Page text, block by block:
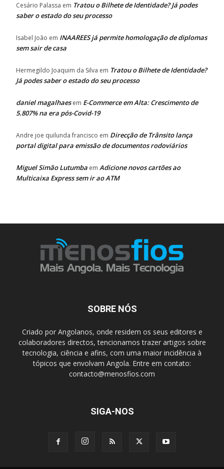
Cesário Palassa em Tratou o Bilhete de Identidade? Já podes
saber o estado do seu processo
Isabel João em INAAREES já permite homologação de diplomas
sem sair de casa
Hermegildo Joaquim da Silva em Tratou o Bilhete de Identidade?
Já podes saber o estado do seu processo
daniel magalhaesem E-Commerce em Alta: Crescimento de
5.807% na era pós-Covid-19
Andre joe quilunda francisco em Direcção de Trânsito lança
portal digital para emissão de documentos rodoviários
Miguel Simão Lutumba em Adicione novos cartões ao
Multicaixa Express sem ir ao ATM
SOBRE NÓS
Criado por Angolanos, onde residem os seus editores e
colaboradores directos, tencionamos trazer artigos sobre
tecnologia, ciência e afins, com uma maior incidência à
tópicos que envolvam Angola. Entre em contato:
contacto@menosfios.com
SIGA-NOS